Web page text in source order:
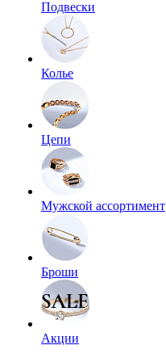
Подвески
Колье
Цепи
Мужской ассортимент
Броши
Акции